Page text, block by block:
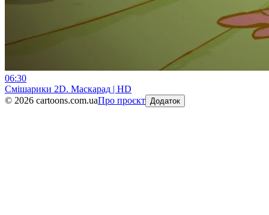
06:30
Смiшарики 2D. Маскарад | HD
© 2026 cartoons.com.uaПро проєкт Додаток